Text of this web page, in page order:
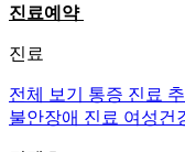
진료예약
진료
전체 보기 통증 진료
불안장애 진료 여성건